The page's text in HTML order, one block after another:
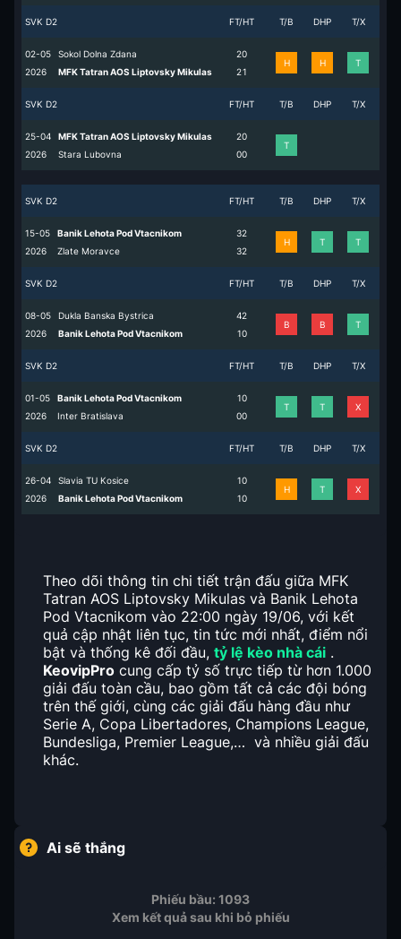
SVK D2 FT/HT T/B DHP T/X
02-05
2026
Sokol Dolna Zdana
MFK Tatran AOS Liptovsky Mikulas
2
2
0
1
H H T
SVK D2 FT/HT T/B DHP T/X
25-04
2026
MFK Tatran AOS Liptovsky Mikulas
Stara Lubovna
2
0
0
0
T
SVK D2 FT/HT T/B DHP T/X
15-05
2026
Banik Lehota Pod Vtacnikom
Zlate Moravce
3
3
2
2
H T T
SVK D2 FT/HT T/B DHP T/X
08-05
2026
Dukla Banska Bystrica
Banik Lehota Pod Vtacnikom
4
1
2
0
B B T
SVK D2 FT/HT T/B DHP T/X
01-05
2026
Banik Lehota Pod Vtacnikom
Inter Bratislava
1
0
0
0
T T X
SVK D2 FT/HT T/B DHP T/X
26-04
2026
Slavia TU Kosice
Banik Lehota Pod Vtacnikom
1
1
0
0
H T X
Theo dõi thông tin chi tiết trận đấu giữa MFK
Tatran AOS Liptovsky Mikulas và Banik Lehota
Pod Vtacnikom vào 22:00 ngày 19/06, với kết
quả cập nhật liên tục, tin tức mới nhất, điểm nổi
bật và thống kê đối đầu, tỷ lệ kèo nhà cái .
KeovipPro cung cấp tỷ số trực tiếp từ hơn 1.000
giải đấu toàn cầu, bao gồm tất cả các đội bóng
trên thế giới, cùng các giải đấu hàng đầu như
Serie A, Copa Libertadores, Champions League,
Bundesliga, Premier League,… và nhiều giải đấu
khác.
Ai sẽ thắng
Phiếu bầu: 1093
Xem kết quả sau khi bỏ phiếu